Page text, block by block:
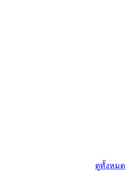
ดูทั้งหมด